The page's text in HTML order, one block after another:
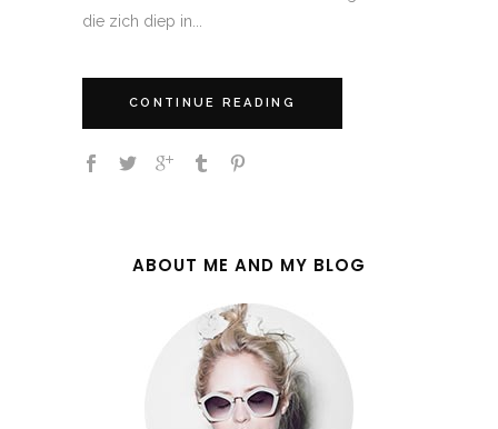
die zich diep in...
CONTINUE READING
ABOUT ME AND MY BLOG